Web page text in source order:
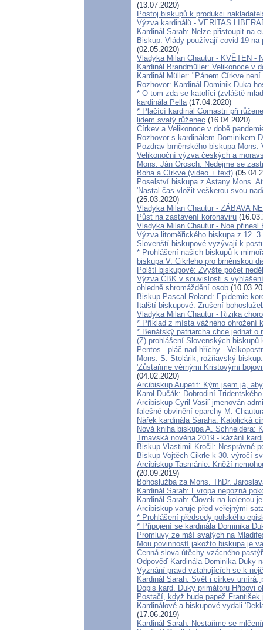
(13.07.2020)
Postoj biskupů k produkci
Výzva kardinálů - VERITAS
Kardinál Sarah: Nelze přistoupit na
Biskup: Vlády používají covid-19
(02.05.2020)
Vladyka Milan Chautur - KVĚTEN -
Kardinál Brandmüller: Velikonoce v
Kardinál Müller: "Pánem Církve
Rozhovor: Kardinál Dominik Duka
* O tom zda se katolíci (zvláště
kardinála Pella(17.04.2020)
* Plačící kardinál Comastri při
lidem svatý růženec (16.04.2020)
Církev a Velikonoce v době
Rozhovor s kardinálem Dominikem
Pozdrav brněnského biskupa
Velikonoční výzva českých a
Mons. Ján Orosch: Nedejme se
Boha a Církve (video + text)
Poselství biskupa z Astany Mons.
'Nastal čas vložit veškerou svou
(25.03.2020)
Vladyka Milan Chautur - ZÁBAVA
Půst na zastavení koronaviru
Vladyka Milan Chautur - Noe
Výzva litoměřického biskupa z 12.
Slovenští biskupové vyzývají k
* Prohlášení našich biskupů k
biskupa V. Cikrleho pro brněnskou
Polští biskupové: Zvyšte počet
Výzva ČBK v souvislosti s
ohledně shromáždění osob
Biskup Pascal Roland: Epidemie
Italští biskupové: Zrušení
Vladyka Milan Chautur - Rizika
* Příklad z místa vážného ohrožení
* Benátský patriarcha chce jednat o
(Z) prohlášení Slovenských biskupů
Pentos - pláč nad hříchy -
Mons. S. Stolárik, rožňavský
'Zůstaňme věrnými Kristovými
(04.02.2020)
Arcibiskup Aupetit: Kým jsem já,
Karol Dučák: Dobrodiní
Arcibiskup Cyril Vasiľ jmenován
falešné obvinění eparchy M.
Nářek kardinála Saraha: Katolická
Nová kniha biskupa A. Schneidera:
Trnavská novéna 2019 - kázání
Biskup Vlastimil Kročil: Nesprávné
Biskup Vojtěch Cikrle k 30. výročí
Arcibiskup Tasmánie: Kněží
(20.09.2019)
Bohoslužba za Mons. ThDr.
Kardinál Sarah: Evropa nepozná
Kardinál Sarah: Človek na kolenou
Arcibiskup varuje před veřejnými
* Prohlášení předsedy polského
* Připojení se kardinála Dominika
Promluvy ze mší svatých na
Mou povinností jakožto biskupa je
Cenná slova útěchy vzácného
Odpověď Kardinála Dominika Duky
Vyznání pravd vztahujících se k
Kardinál Sarah: Svět i církev
Dopis kard. Duky primátoru Hřibovi
Postačí, když bude papež František
Kardinálové a biskupové vydali
(17.06.2019)
Kardinál Sarah: Nestaňme se